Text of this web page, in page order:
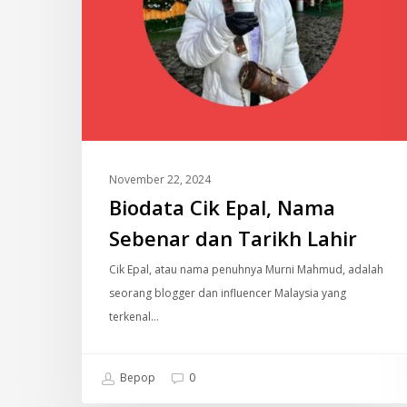
November 22, 2024
Biodata Cik Epal, Nama
Sebenar dan Tarikh Lahir
Cik Epal, atau nama penuhnya Murni Mahmud, adalah
seorang blogger dan influencer Malaysia yang
terkenal…
Bepop 0